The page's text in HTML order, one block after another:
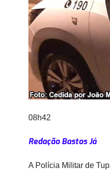
08h42
Redação Bastos Já
A Polícia Militar de